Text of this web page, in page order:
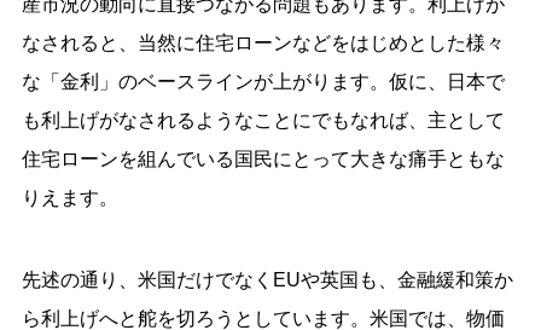
産市況の動向に直接つながる問題もあります。利上げが
なされると、当然に住宅ローンなどをはじめとした様々
な「金利」のベースラインが上がります。仮に、日本で
も利上げがなされるようなことにでもなれば、主として
住宅ローンを組んでいる国民にとって大きな痛手ともな
りえます。
先述の通り、米国だけでなくEUや英国も、金融緩和策か
ら利上げへと舵を切ろうとしています。米国では、物価